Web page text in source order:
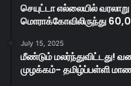
செயுட்டா எல்லையில்
மொராக்கோவிலிருந்து
July 15, 2025
மீண்டும் மலர்ந்துவிட்டது!
முழக்கம்- தமிழ்ப்பள்ளி